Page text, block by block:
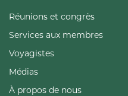
Réunions et congrès
Services aux membres
Voyagistes
Médias
À propos de nous